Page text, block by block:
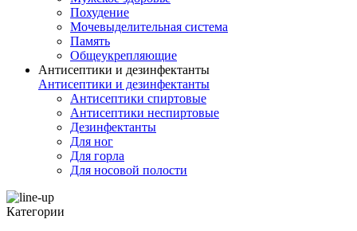
Похудение
Мочевыделительная система
Память
Общеукрепляющие
Антисептики и дезинфектанты
Антисептики и дезинфектанты
Антисептики спиртовые
Антисептики неспиртовые
Дезинфектанты
Для ног
Для горла
Для носовой полости
Категории